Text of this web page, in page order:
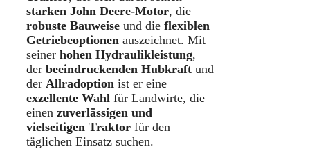
starken John Deere-Motor, die
robuste Bauweise und die flexiblen
Getriebeoptionen auszeichnet. Mit
seiner hohen Hydraulikleistung,
der beeindruckenden Hubkraft und
der Allradoption ist er eine
exzellente Wahl für Landwirte, die
einen zuverlässigen und
vielseitigen Traktor für den
täglichen Einsatz suchen.